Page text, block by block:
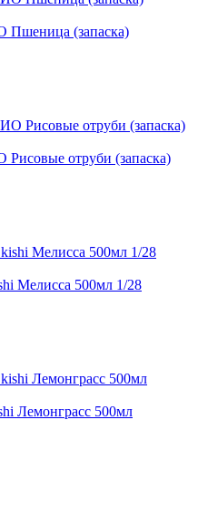
Пшеница (запаска)
отруби (запаска)
Мелисса 500мл 1/28
Лемонграсс 500мл